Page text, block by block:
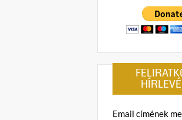
Email címének